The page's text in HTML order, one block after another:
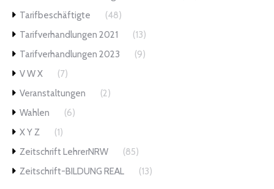
Tarifbeschäftigte
(48)
Tarifverhandlungen 2021
(13)
Tarifverhandlungen 2023
(9)
V W X
(7)
Veranstaltungen
(2)
Wahlen
(6)
X Y Z
(1)
Zeitschrift LehrerNRW
(85)
Zeitschrift-BILDUNG REAL
(13)